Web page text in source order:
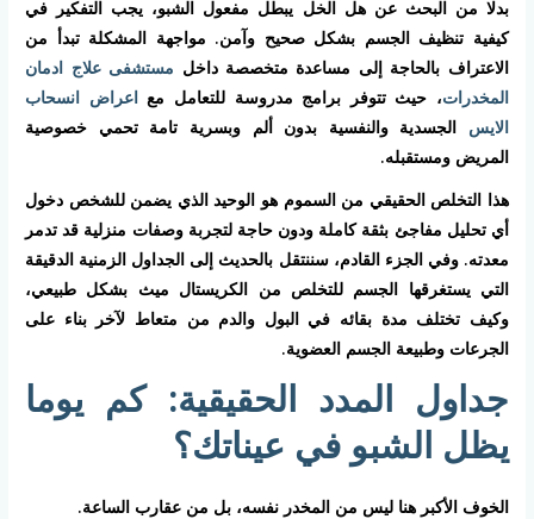
بدلا من البحث عن هل الخل يبطل مفعول الشبو، يجب التفكير في
كيفية تنظيف الجسم بشكل صحيح وآمن. مواجهة المشكلة تبدأ من
الاعتراف بالحاجة إلى مساعدة متخصصة داخل مستشفى علاج ادمان
المخدرات، حيث تتوفر برامج مدروسة للتعامل معاعراض انسحاب
الايس الجسدية والنفسية بدون ألم وبسرية تامة تحمي خصوصية
المريض ومستقبله.
هذا التخلص الحقيقي من السموم هو الوحيد الذي يضمن للشخص دخول
أي تحليل مفاجئ بثقة كاملة ودون حاجة لتجربة وصفات منزلية قد تدمر
معدته. وفي الجزء القادم، سننتقل بالحديث إلى الجداول الزمنية الدقيقة
التي يستغرقها الجسم للتخلص من الكريستال ميث بشكل طبيعي،
وكيف تختلف مدة بقائه في البول والدم من متعاط لآخر بناء على
الجرعات وطبيعة الجسم العضوية.
جداول المدد الحقيقية: كم يوما
يظل الشبو في عيناتك؟
الخوف الأكبر هنا ليس من المخدر نفسه، بل من عقارب الساعة.